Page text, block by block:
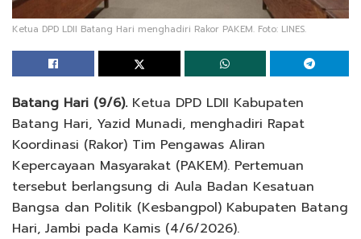
Ketua DPD LDII Batang Hari menghadiri Rakor PAKEM. Foto: LINES.
Batang Hari (9/6).Ketua DPD LDII Kabupaten
Batang Hari, Yazid Munadi, menghadiri Rapat
Koordinasi (Rakor) Tim Pengawas Aliran
Kepercayaan Masyarakat (PAKEM). Pertemuan
tersebut berlangsung di Aula Badan Kesatuan
Bangsa dan Politik (Kesbangpol) Kabupaten Batang
Hari, Jambi pada Kamis (4/6/2026).